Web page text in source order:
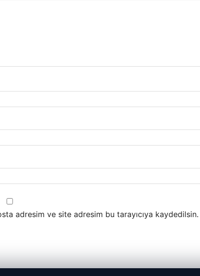
adresim ve site adresim bu tarayıcıya kaydedilsin.